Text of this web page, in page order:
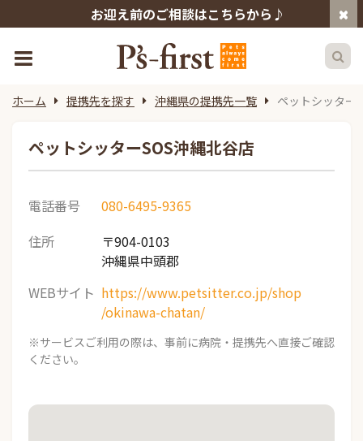
お迎え前のご相談はこちらから♪
ホーム 提携先を探す 沖縄県の提携先一覧 ペットシッター
ペットシッターSOS沖縄北谷店
電話番号
080-6495-9365
住所
〒904-0103
沖縄県中頭郡
WEBサイト https://www.petsitter.co.jp/shop
/okinawa-chatan/
※サービスご利用の際は、事前に病院・提携先へ直接ご確認
ください。